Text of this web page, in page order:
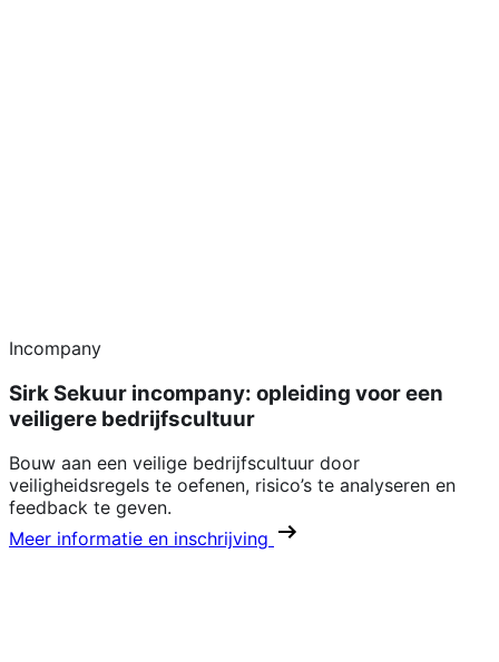
Incompany
Sirk Sekuur incompany: opleiding voor een
veiligere bedrijfscultuur
Bouw aan een veilige bedrijfscultuur door
veiligheidsregels te oefenen, risico’s te analyseren en
feedback te geven.
Meer informatie en inschrijving